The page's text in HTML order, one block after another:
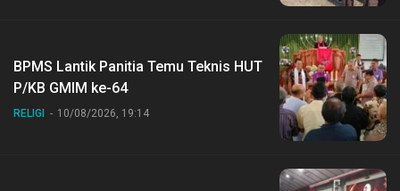
BPMS Lantik Panitia Temu Teknis HUT
P/KB GMIM ke-64
RELIGI 10/08/2026, 19:14